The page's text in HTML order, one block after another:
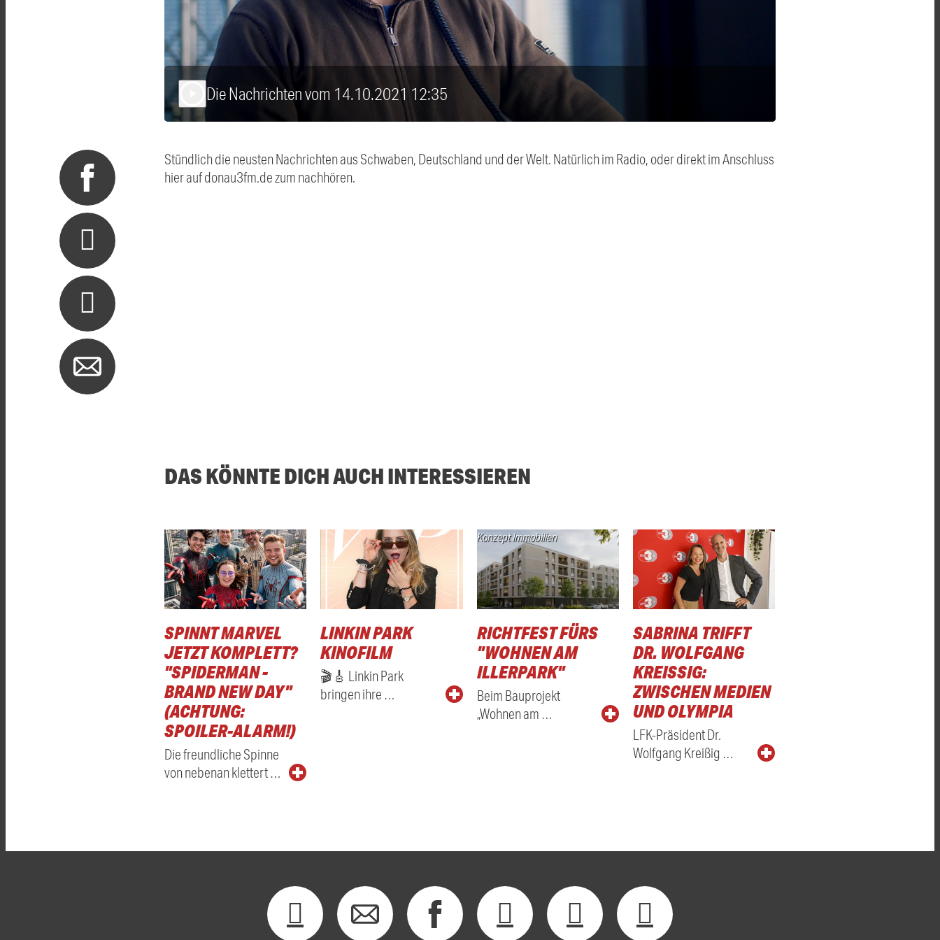
Die Nachrichten vom 14.10.2021 12:35
Stündlich die neusten Nachrichten aus Schwaben, Deutschland und der Welt. Natürlich im Radio, oder direkt im Anschluss
hier auf donau3fm.de zum nachhören.
DAS KÖNNTE DICH AUCH INTERESSIEREN
SPINNT MARVEL
JETZT KOMPLETT?
"SPIDERMAN -
BRAND NEW DAY"
(ACHTUNG:
SPOILER-ALARM!)
Die freundliche Spinne
von nebenan klettert …
LINKIN PARK
KINOFILM
🎬🎸 Linkin Park
bringen ihre …
Konzept Immobilien
RICHTFEST FÜRS
"WOHNEN AM
ILLERPARK"
Beim Bauprojekt
„Wohnen am …
SABRINA TRIFFT
DR. WOLFGANG
KREISSIG: Z
WISCHEN MEDIEN U
ND OLYMPIA
LFK-Präsident Dr.
Wolfgang Kreißig …